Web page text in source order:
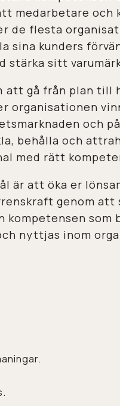
medarbetare och
de flesta
sina kunders
stärka sitt
att gå från plan till
organisationen
och
behålla och
med rätt
är att öka er
genom att
kompetensen som
nyttjas inom